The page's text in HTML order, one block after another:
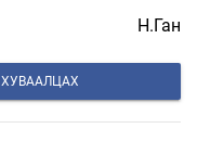
Н.Ган
ХУВААЛЦАХ